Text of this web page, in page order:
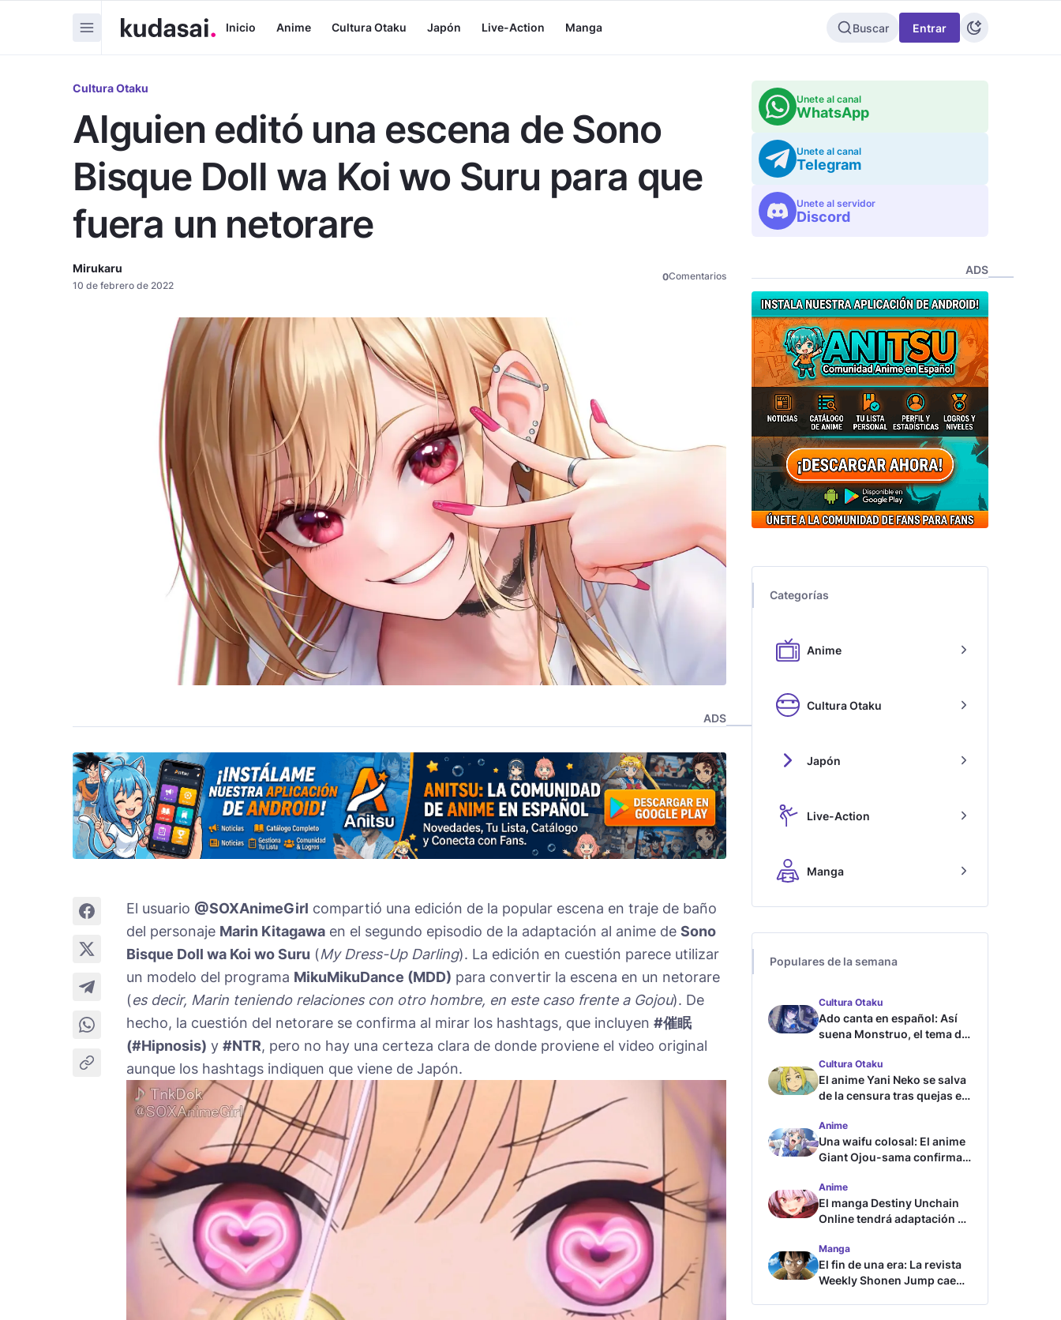
Inicio Anime Cultura Otaku Japón Live-Action Manga Buscar Entrar
Cultura Otaku
Alguien editó una escena de Sono
Bisque Doll wa Koi wo Suru para que
fuera un netorare
Mirukaru
10 de febrero de 2022
0Comentarios
ADS
El usuario @SOXAnimeGirl compartió una edición de la popular escena en traje de baño
del personaje Marin Kitagawa en el segundo episodio de la adaptación al anime de Sono
Bisque Doll wa Koi wo Suru (My Dress-Up Darling). La edición en cuestión parece utilizar
un modelo del programa MikuMikuDance (MDD) para convertir la escena en un netorare
(es decir, Marin teniendo relaciones con otro hombre, en este caso frente a Gojou). De
hecho, la cuestión del netorare se confirma al mirar los hashtags, que incluyen #催眠
(#Hipnosis) y #NTR, pero no hay una certeza clara de donde proviene el video original
aunque los hashtags indiquen que viene de Japón.
Unete al canal
WhatsApp
Unete al canal
Telegram
Unete al servidor
Discord
ADS
Categorías
Anime
Cultura Otaku
Japón
Live-Action
Manga
Populares de la semana
Cultura Otaku
Ado canta en español: Así
suena Monstruo, el tema de
Cultura Otaku
El anime Yani Neko se salva
de la censura tras quejas en
Anime
Una waifu colosal: El anime
Giant Ojou-sama confirma
Anime
El manga Destiny Unchain
Online tendrá adaptación al
Manga
El fin de una era: La revista
Weekly Shonen Jump cae